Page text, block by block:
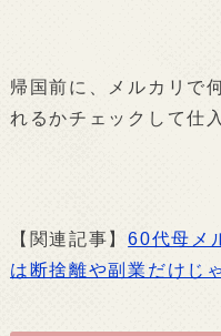
帰国前に、メルカリで
れるかチェックして仕
【関連記事】60代母メ
は断捨離や副業だけじ